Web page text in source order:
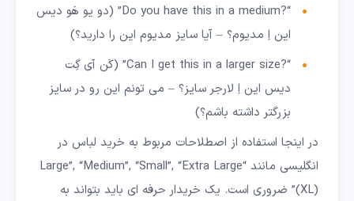
“?Do you have this in a medium” (دو یو هَو دیس
این اِ مدیوم؟ – آیا سایز مدیوم این را دارید؟)
“?Can I get this in a larger size” (کَن آی گِت
دیس این اِ لارجر سایز؟ – می تونم این رو در سایز
بزرگتر داشته باشم؟)
در اینجا استفاده از اصطلاحات مربوط به خرید لباس در
انگلیسی مانند “Large”, “Medium”, “Small”, “Extra Large
(XL)” ضروری است. یک خریدار حرفه ای باید بتواند به